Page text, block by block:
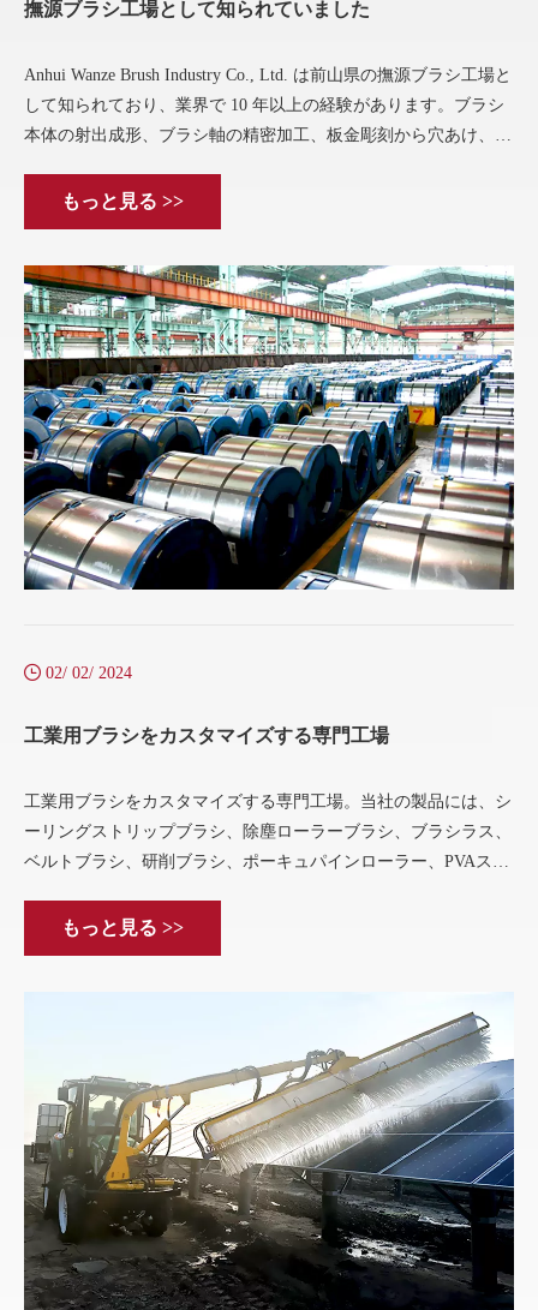
撫源ブラシ工場として知られていました
Anhui Wanze Brush Industry Co., Ltd. は前山県の撫源ブラシ工場と
して知られており、業界で 10 年以上の経験があります。ブラシ
本体の射出成形、ブラシ軸の精密加工、板金彫刻から穴あけ、植
もっと見る >>
02/ 02/ 2024
工業用ブラシをカスタマイズする専門工場
工業用ブラシをカスタマイズする専門工場。当社の製品には、シ
ーリングストリップブラシ、除塵ローラーブラシ、ブラシラス、
ベルトブラシ、研削ブラシ、ポーキュパインローラー、PVAスポ
く使用されています。のために
もっと見る >>